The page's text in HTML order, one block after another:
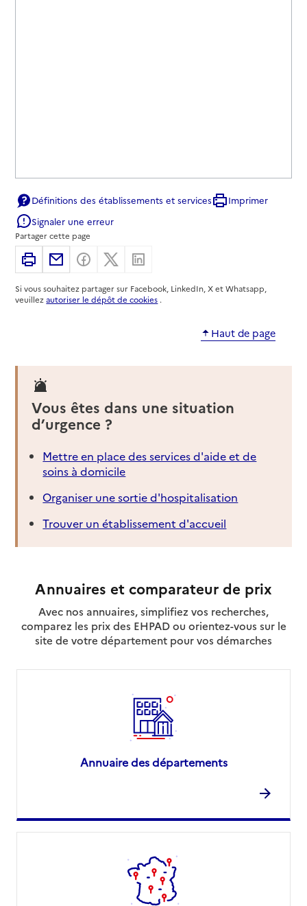
Définitions des établissements et services
Imprimer
Signaler une erreur
Partager cette page
ImprimerPartager par email
Partager sur Facebook
Partager sur X
Si vous souhaitez partager sur Facebook, LinkedIn, X et Whatsapp,
veuillezautoriser le dépôt de cookies .
Haut de page
Vous êtes dans une situation
d’urgence ?
Mettre en place des services d'aide et de
soins à domicile
Organiser une sortie d'hospitalisation
Trouver un établissement d'accueil
Annuaires et comparateur de prix
Avec nos annuaires, simplifiez vos recherches,
comparez les prix des EHPAD ou orientez-vous sur le
site de votre département pour vos démarches
Annuaire des départements